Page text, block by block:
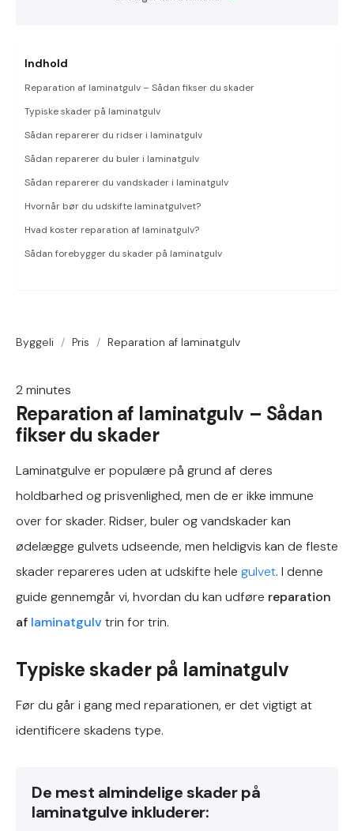
Byggeli / Pris / Reparation af laminatgulv
2minutes
Reparation af laminatgulv – Sådan
fikser du skader
Laminatgulve er populære på grund af deres
holdbarhed og prisvenlighed, men de er ikke immune
over for skader. Ridser, buler og vandskader kan
ødelægge gulvets udseende, men heldigvis kan de fleste
skader repareres uden at udskifte hele gulvet. I denne
guide gennemgår vi, hvordan du kan udføre reparation
af laminatgulvtrin for trin.
Typiske skader på laminatgulv
Før du går i gang med reparationen, er det vigtigt at
identificere skadens type.
De mest almindelige skader på
laminatgulve inkluderer:
Indhold
Reparation af laminatgulv – Sådan fikser du skader
Typiske skader på laminatgulv
Sådan reparerer du ridser i laminatgulv
Sådan reparerer du buler i laminatgulv
Sådan reparerer du vandskader i laminatgulv
Hvornår bør du udskifte laminatgulvet?
Hvad koster reparation af laminatgulv?
Sådan forebygger du skader på laminatgulv